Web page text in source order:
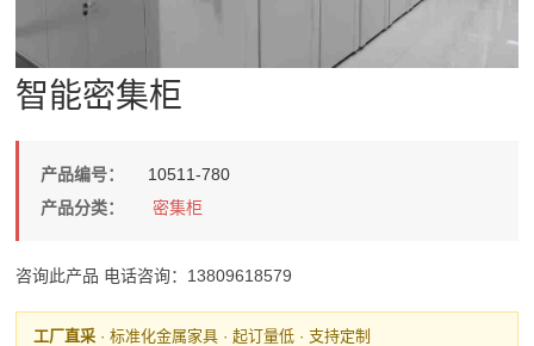
智能密集柜
产品编号：
10511-780
产品分类：
密集柜
咨询此产品 电话咨询：13809618579
工厂直采 · 标准化金属家具 · 起订量低 · 支持定制